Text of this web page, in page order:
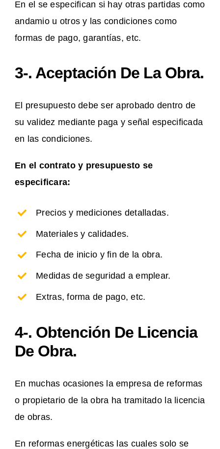
En el se especifican si hay otras partidas como
andamio u otros y las condiciones como
formas de pago, garantías, etc.
3-. Aceptación De La Obra.
El presupuesto debe ser aprobado dentro de
su validez mediante paga y señal especificada
en las condiciones.
En el contrato y presupuesto se
especificara:
Precios y mediciones detalladas.
Materiales y calidades.
Fecha de inicio y fin de la obra.
Medidas de seguridad a emplear.
Extras, forma de pago, etc.
4-. Obtención De Licencia
De Obra.
En muchas ocasiones la empresa de reformas
o propietario de la obra ha tramitado la licencia
de obras.
En reformas energéticas las cuales solo se